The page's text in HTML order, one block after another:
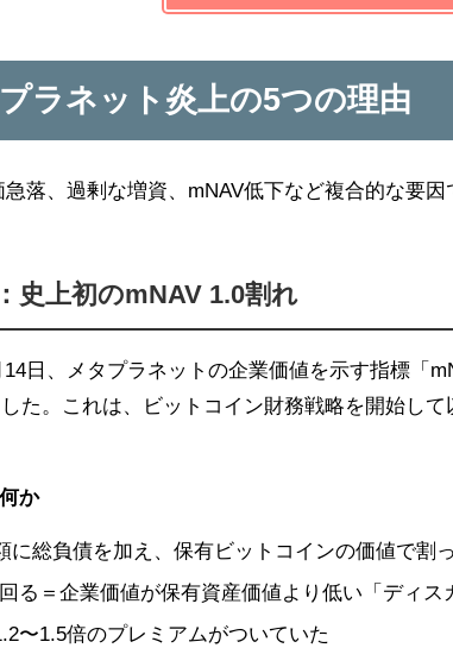
ラネット炎上の5つの理由
急落、過剰な増資、mNAV低下など複合的な要因
史上初のmNAV 1.0割れ
14日、メタプラネットの企業価値を示す指標「
た。これは、ビットコイン財務戦略を開始し
か
に総負債を加え、保有ビットコインの価値で割
る＝企業価値が保有資産価値より低い「ディス
〜1.5倍のプレミアムがついていた